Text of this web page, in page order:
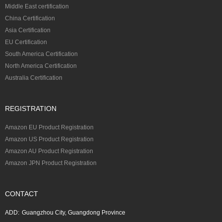
Middle East certification
China Certification
Asia Certification
EU Certification
South America Certification
North America Certification
Australia Certification
REGISTRATION
Amazon EU Product Registration
Amazon US Product Registration
Amazon AU Product Registration
Amazon JPN Product Registration
CONTACT
ADD: Guangzhou City, Guangdong Province